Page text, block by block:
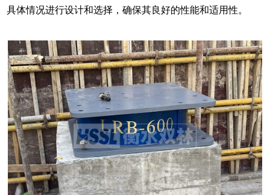
具体情况进行设计和选择，确保其良好的性能和适用性。